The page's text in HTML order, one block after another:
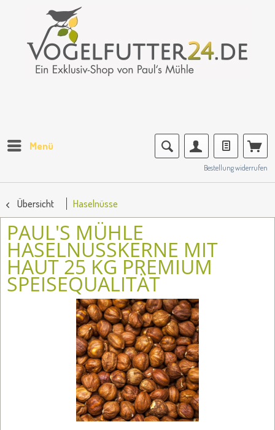
Menü
Bestellung widerrufen
Übersicht Haselnüsse
PAUL'S MÜHLE
HASELNUSSKERNE MIT
HAUT 25 KG PREMIUM
SPEISEQUALITÄT